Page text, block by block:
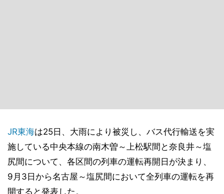
JR東海は25日、大雨により被災し、バス代行輸送を実
施している中央本線の南木曽～上松駅間と奈良井～塩
尻間について、各区間の列車の運転再開日が決まり、
9月3日から名古屋～塩尻間において全列車の運転を再
開すると発表した。